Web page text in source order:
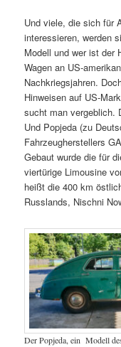
Und viele, die sich für
interessieren, werden
Modell und wer ist der
Wagen an US-
Nachkriegsjahren.
Hinweisen auf US-
sucht man vergeblich.
Und Popjeda (zu
Fahrzeugherstellers
Gebaut wurde die für
viertürige Limousine
heißt die 400 km
Russlands, Nischni
Der Popjeda, ein Modell